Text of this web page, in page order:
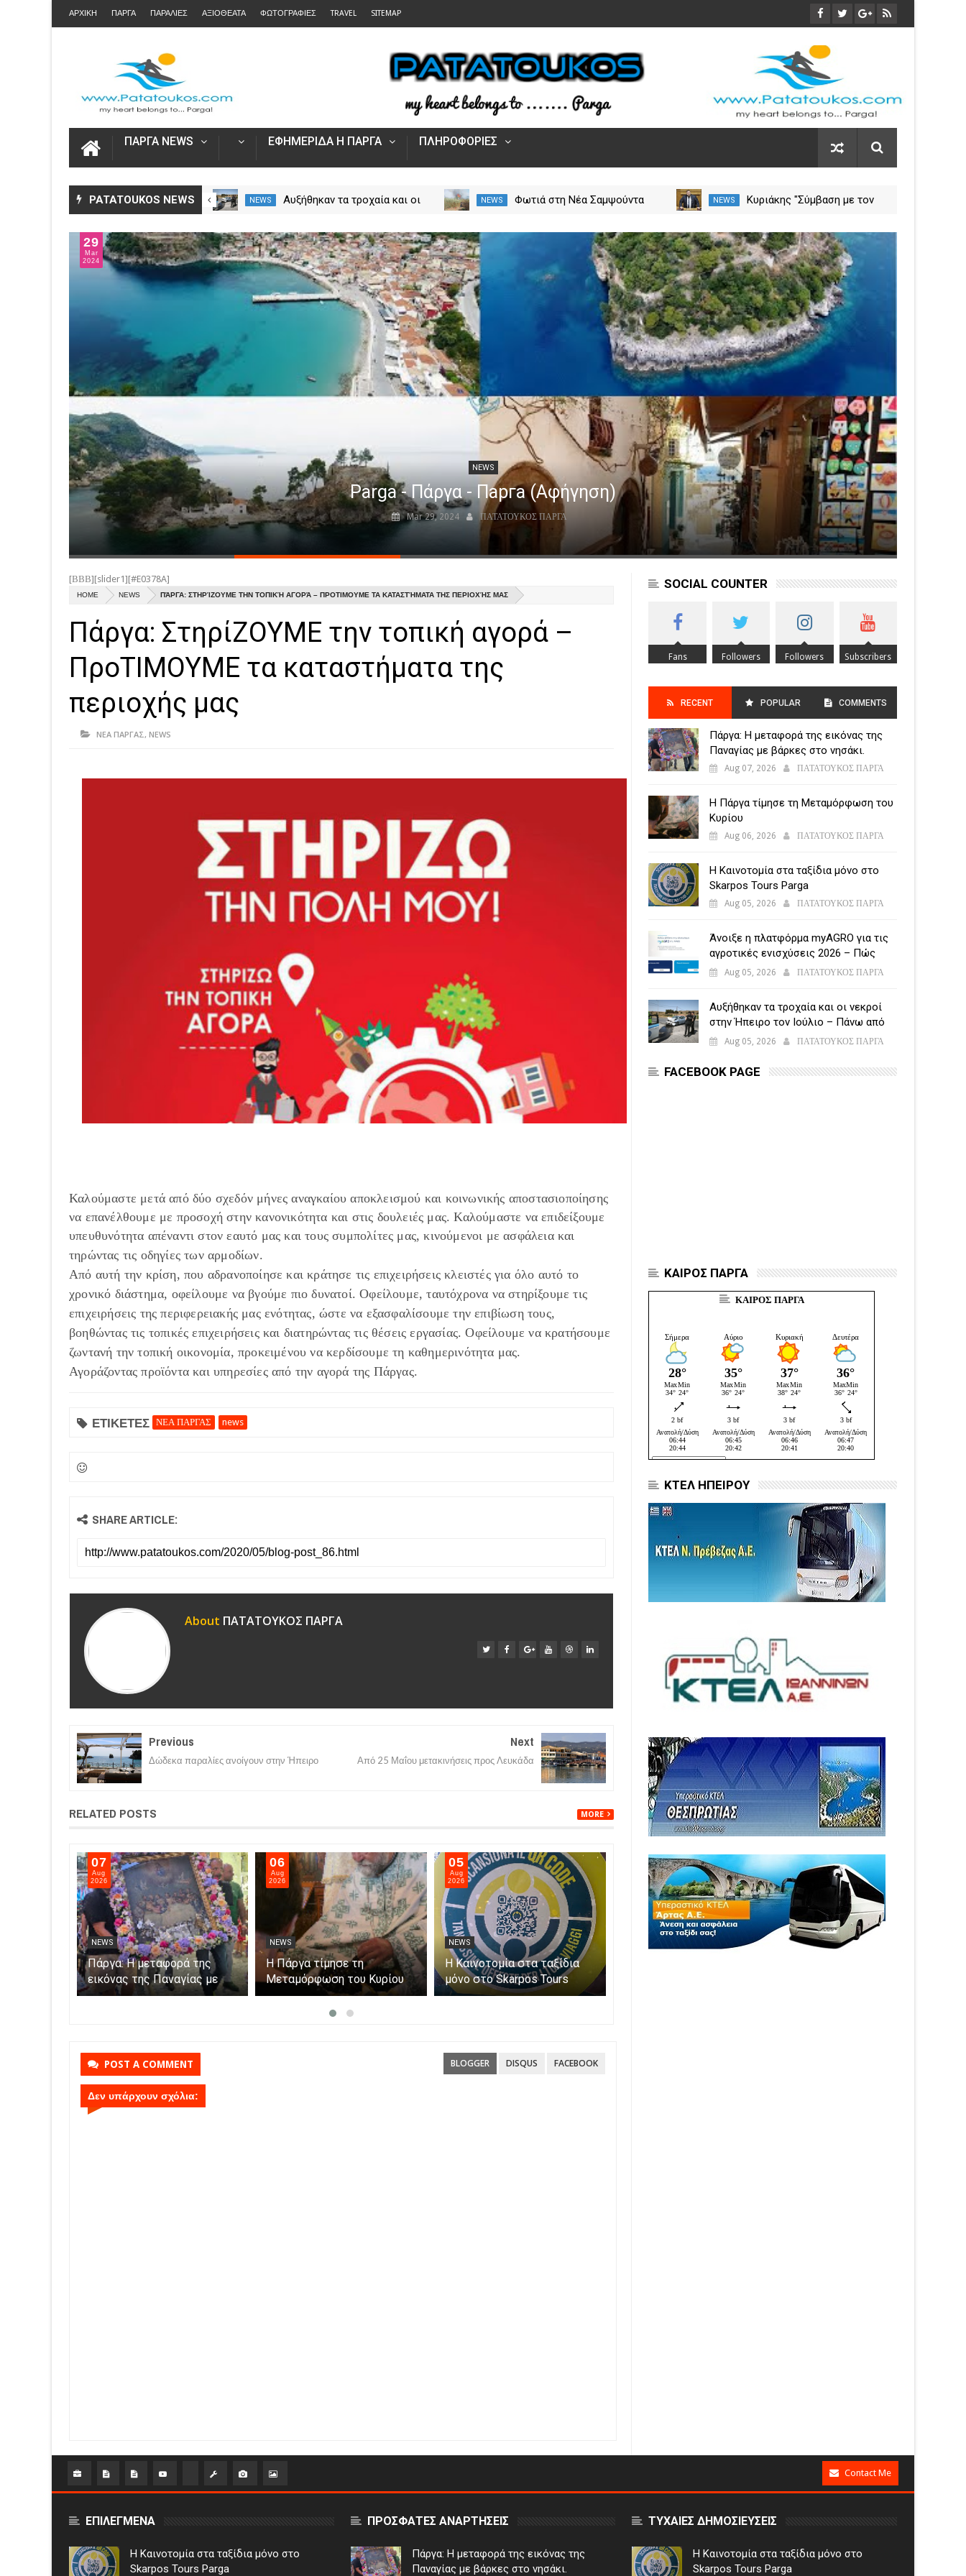
ΑΡΧΙΚΗ ΠΑΡΓΑ ΠΑΡΑΛΙΕΣ ΑΞΙΟΘΕΑΤΑ ΦΩΤΟΓΡΑΦΙΕΣ TRAVEL SITEMAP
ΠΑΡΓΑ NEWS ΕΦΗΜΕΡΙΔΑ Η ΠΑΡΓΑ ΠΛΗΡΟΦΟΡΙΕΣ
PATATOUKOS NEWS
Άνοιξε η πλατφόρμα myAGRO
για τις αγροτικές ενισχύσεις
Ενιαία Αίτηση Ενίσχυσης
NEWS
Αυξήθηκαν τα τροχαία και οι
NEWS
Φωτιά στη Νέα Σαμψούντα
NEWS
Κυριάκης "Σύμβαση με τον
χρηματοδότηση της
λειτουργίας του"
29
Mar
2024
NEWS
Parga - Πάργα - Парга (Αφήγηση)
Mar 29, 2024 ΠΑΤΑΤΟΥΚΟΣ ΠΑΡΓΑ
[ΒΒΒ][slider1][#E0378A]
HOME NEWS ΠΆΡΓΑ: ΣΤΗΡΊΖΟΥΜΕ ΤΗΝ ΤΟΠΙΚΉ ΑΓΟΡΆ – ΠΡΟΤΙΜΟΥΜΕ ΤΑ ΚΑΤΑΣΤΉΜΑΤΑ ΤΗΣ ΠΕΡΙΟΧΉΣ ΜΑΣ
Πάργα: ΣτηρίΖΟΥΜΕ την τοπική αγορά –
ΠροΤΙΜΟΥΜΕ τα καταστήματα της
περιοχής μας
ΝΕΑ ΠΑΡΓΑΣ, NEWS
Καλούμαστε μετά από δύο σχεδόν μήνες αναγκαίου αποκλεισμού και κοινωνικής αποστασιοποίησης
να επανέλθουμε με προσοχή στην κανονικότητα και στις δουλειές μας. Καλούμαστε να επιδείξουμε
υπευθυνότητα απέναντι στον εαυτό μας και τους συμπολίτες μας, κινούμενοι με ασφάλεια και
τηρώντας τις οδηγίες των αρμοδίων.
Από αυτή την κρίση, που αδρανοποίησε και κράτησε τις επιχειρήσεις κλειστές για όλο αυτό το
χρονικό διάστημα, οφείλουμε να βγούμε πιο δυνατοί. Οφείλουμε, ταυτόχρονα να στηρίξουμε τις
επιχειρήσεις της περιφερειακής μας ενότητας, ώστε να εξασφαλίσουμε την επιβίωση τους,
βοηθώντας τις τοπικές επιχειρήσεις και διατηρώντας τις θέσεις εργασίας. Οφείλουμε να κρατήσουμε
ζωντανή την τοπική οικονομία, προκειμένου να κερδίσουμε τη καθημερινότητα μας.
Αγοράζοντας προϊόντα και υπηρεσίες από την αγορά της Πάργας.
ΕΤΙΚΕΤΕΣ ΝΕΑ ΠΑΡΓΑΣ news
SHARE ARTICLE:
About ΠΑΤΑΤΟΥΚΟΣ ΠΑΡΓΑ
Previous
Δώδεκα παραλίες ανοίγουν στην Ήπειρο
Next
Από 25 Μαΐου μετακινήσεις προς Λευκάδα
RELATED POSTS MORE
07
Aug
2026
NEWS
Πάργα: Η μεταφορά της
εικόνας της Παναγίας με
βάρκες στο νησάκι.
06
Aug
2026
NEWS
Η Πάργα τίμησε τη
Μεταμόρφωση του Κυρίου
05
Aug
2026
NEWS
Η Καινοτομία στα ταξίδια
μόνο στο Skarpos Tours
Parga
05
Aug
NEWS
POST A COMMENT BLOGGER DISQUS FACEBOOK
Δεν υπάρχουν σχόλια:
SOCIAL COUNTER
Fans Followers Followers Subscribers
RECENT POPULAR
POSTS
COMMENTS
Πάργα: Η μεταφορά της εικόνας της
Παναγίας με βάρκες στο νησάκι.
Aug 07, 2026 ΠΑΤΑΤΟΥΚΟΣ ΠΑΡΓΑ
Η Πάργα τίμησε τη Μεταμόρφωση του
Κυρίου
Aug 06, 2026 ΠΑΤΑΤΟΥΚΟΣ ΠΑΡΓΑ
Η Καινοτομία στα ταξίδια μόνο στο
Skarpos Tours Parga
Aug 05, 2026 ΠΑΤΑΤΟΥΚΟΣ ΠΑΡΓΑ
Άνοιξε η πλατφόρμα myAGRO για τις
αγροτικές ενισχύσεις 2026 – Πώς
υποβάλλεται η Ενιαία Αίτηση
Aug 05, 2026 ΠΑΤΑΤΟΥΚΟΣ ΠΑΡΓΑ
Αυξήθηκαν τα τροχαία και οι νεκροί
στην Ήπειρο τον Ιούλιο – Πάνω από
5.500 παραβάσεις
Aug 05, 2026 ΠΑΤΑΤΟΥΚΟΣ ΠΑΡΓΑ
FACEBOOK PAGE
ΚΑΙΡΟΣ ΠΑΡΓΑ
ΚΑΙΡΟΣ ΠΑΡΓΑ
ΚΤΕΛ ΗΠΕΙΡΟΥ
Contact Me
ΕΠΙΛΕΓΜΕΝΑ
Η Καινοτομία στα ταξίδια μόνο στο
Skarpos Tours Parga
ΠΡΟΣΦΑΤΕΣ ΑΝΑΡΤΗΣΕΙΣ
Πάργα: Η μεταφορά της εικόνας της
Παναγίας με βάρκες στο νησάκι.
ΤΥΧΑΙΕΣ ΔΗΜΟΣΙΕΥΣΕΙΣ
Η Καινοτομία στα ταξίδια μόνο στο
Skarpos Tours Parga